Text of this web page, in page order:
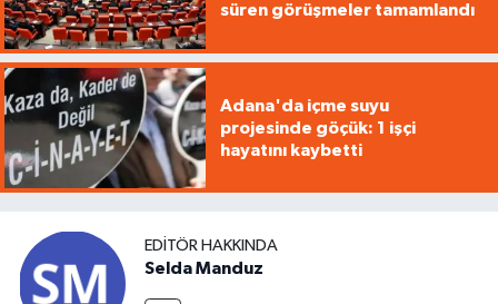
süren görüşmeler tamamlandı
Adana'da içme suyu
projesinde göçük: 1 işçi
hayatını kaybetti
EDITÖR HAKKINDA
Selda Manduz